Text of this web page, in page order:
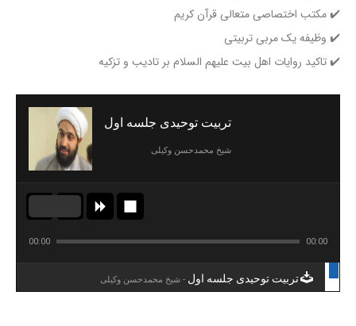
✔️ مکتب اختصاصی متعالی قرآن کریم
✔️ وظیفه یک مربی تربیتی
✔️ تاکید روایات اهل بیت علیهم السلام بر تادیب و تزکیه
تربیت توحیدی جلسه اول
شیخ محمدحسن وکیلی
00:00 00:00
تربیت توحیدی جلسه اول - شیخ محمدحسن وکیلی